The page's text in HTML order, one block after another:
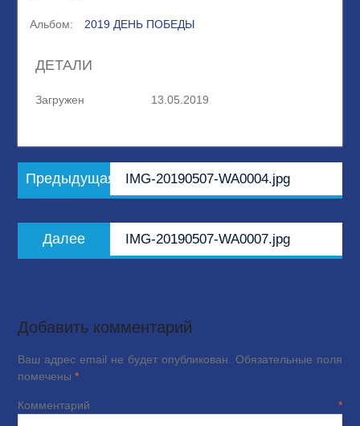
Альбом: 2019 ДЕНЬ ПОБЕДЫ
ДЕТАЛИ
Загружен 13.05.2019
Навигация
по
Предыдущая
запись:
IMG-20190507-WA0004.jpg
Далее
запись:
IMG-20190507-WA0007.jpg
Добавить комментарий
Ваш адрес email не будет опубликован.
Обязательные поля
помечены *
Комментарий*